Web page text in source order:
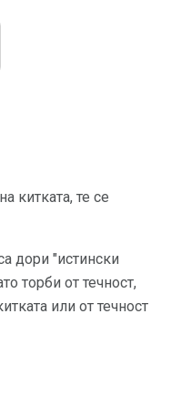
китката, те се
дори "истински
торби от течност,
или от течност